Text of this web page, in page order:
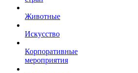
Животные
Искусство
Корпоративные
мероприятия